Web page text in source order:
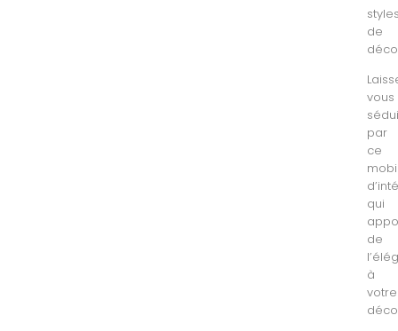
de
vous
par
ce
qui
de
à
votre